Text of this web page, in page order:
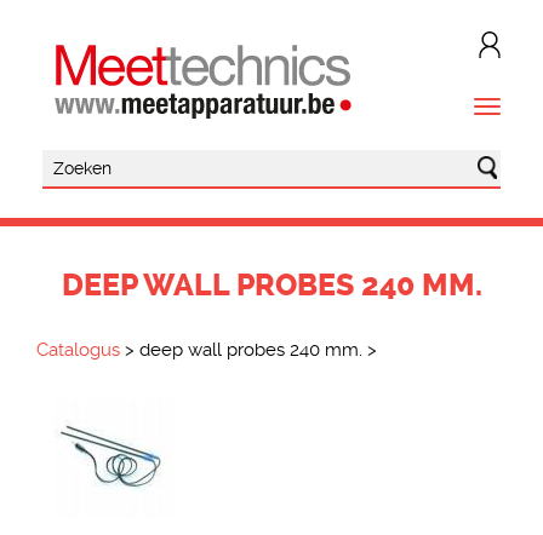
DEEP WALL PROBES 240 MM.
Catalogus > deep wall probes 240 mm. >